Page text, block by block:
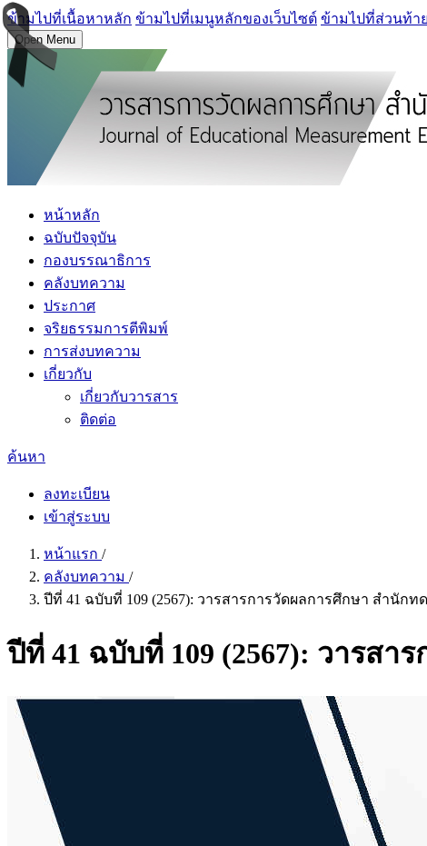
ข้ามไปที่เนื้อหาหลัก ข้ามไปที่เมนูหลักของเว็บไซต์ ข้ามไปที่ส่วนท้า
Open Menu
หน้าหลัก
ฉบับปัจจุบัน
กองบรรณาธิการ
คลังบทความ
ประกาศ
จริยธรรมการตีพิมพ์
การส่งบทความ
เกี่ยวกับ
เกี่ยวกับวารสาร
ติดต่อ
ค้นหา
ลงทะเบียน
เข้าสู่ระบบ
หน้าแรก /
คลังบทความ /
ปีที่ 41 ฉบับที่ 109 (2567): วารสารการวัดผลการศึกษา สำนัก
ปีที่ 41 ฉบับที่ 109 (2567): วารส